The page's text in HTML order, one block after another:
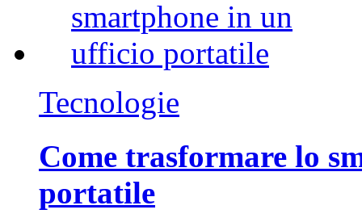
Tecnologie
Come trasformare lo
portatile